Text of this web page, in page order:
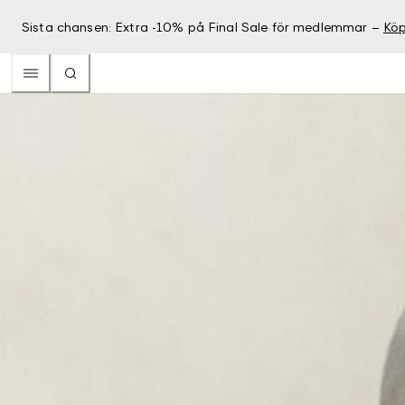
Sista chansen: Extra -10% på Final Sale för medlemmar –